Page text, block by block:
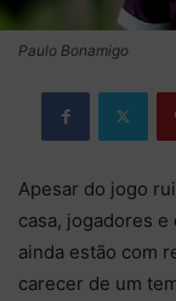
Paulo Bonamigo
Apesar do jogo
casa, jogadores
ainda estão com
carecer de um